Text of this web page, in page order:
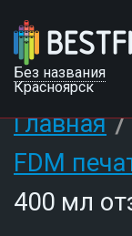
Без названия
Красноярск
Главная
FDM
400 мл